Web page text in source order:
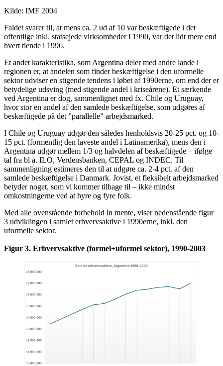
Kilde: IMF 2004
Faldet svarer til, at mens ca. 2 ud af 10 var beskæftigede i det
offentlige inkl. statsejede virksomheder i 1990, var det lidt mere end
hvert tiende i 1996.
Et andet karakteristika, som Argentina deler med andre lande i
regionen er, at andelen som finder beskæftigelse i den uformelle
sektor udviser en stigende tendens i løbet af 1990erne, om end der er
betydelige udsving (med stigende andel i kriseårene). Et særkende
ved Argentina er dog, sammenlignet med fx. Chile og Uruguay,
hvor stor en andel af den samlede beskæftigelse, som udgøres af
beskæftigede på det ”parallelle” arbejdsmarked.
I Chile og Uruguay udgør den således henholdsvis 20-25 pct. og 10-
15 pct. (formentlig den laveste andel i Latinamerika), mens den i
Argentina udgør mellem 1/3 og halvdelen af beskæftigede – ifølge
tal fra bl a. ILO, Verdensbanken, CEPAL og INDEC. Til
sammenligning estimeres den til at udgøre ca. 2-4 pct. af den
samlede beskæftigelse i Danmark. Jovist, et fleksibelt arbejdsmarked
betyder noget, som vi kommer tilbage til – ikke mindst
omkostningerne ved at hyre og fyre folk.
Med alle ovenstående forbehold in mente, viser nedenstående figur
3 udviklingen i samlet erhvervsaktive i 1990erne, inkl. den
uformelle sektor.
Figur 3. Erhvervsaktive (formel+uformel sektor), 1990-2003